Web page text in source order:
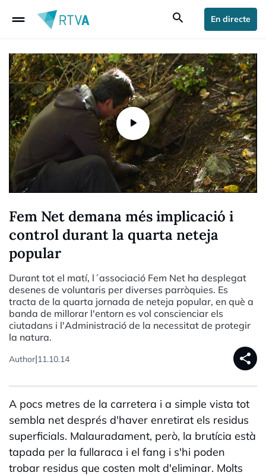
drag_handle search En directe
Fem Net demana més implicació i
control durant la quarta neteja
popular
Durant tot el matí, l´associació Fem Net ha desplegat
desenes de voluntaris per diverses parròquies. Es
tracta de la quarta jornada de neteja popular, en què a
banda de millorar l'entorn es vol conscienciar els
ciutadans i l'Administració de la necessitat de protegir
la natura.
Author|11.10.14 share
A pocs metres de la carretera i a simple vista tot
sembla net després d'haver enretirat els residus
superficials. Malauradament, però, la brutícia està
tapada per la fullaraca i el fang i s'hi poden
trobar residus que costen molt d'eliminar. Molts